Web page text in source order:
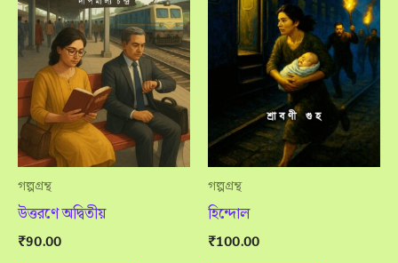
গল্পগ্রন্থ
উত্তরণে অদ্বিতীয়
₹90.00
গল্পগ্রন্থ
হিন্দোল
₹100.00